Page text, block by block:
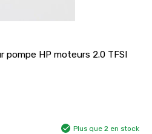
pompe HP moteurs 2.0 TFSI
Plus que 2 en stock